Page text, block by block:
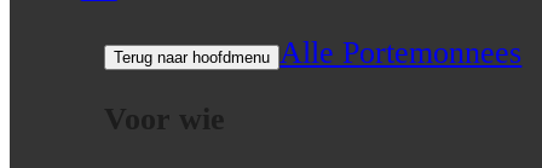
Terug naar hoofdmenu Alle Portemonnees
Voor wie